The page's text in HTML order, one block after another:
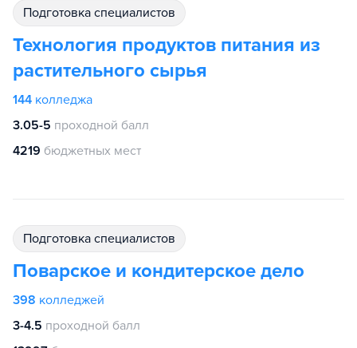
подготовка специалистов
Технология продуктов питания из
растительного сырья
144 колледжа
3.05-5 проходной балл
4219 бюджетных мест
подготовка специалистов
Поварское и кондитерское дело
398 колледжей
3-4.5 проходной балл